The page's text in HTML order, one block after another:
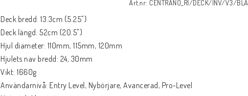
Art.nr: CENTRANO_RI/DECK/INV/V3/BLA
Deck bredd: 13.3cm (5.25")
Deck längd: 52cm (20.5")
Hjul diameter: 110mm, 115mm, 120mm
Hjulets nav bredd: 24, 30mm
Vikt: 1660g
Användarnivå: Entry Level, Nybörjare, Avancerad, Pro-Level